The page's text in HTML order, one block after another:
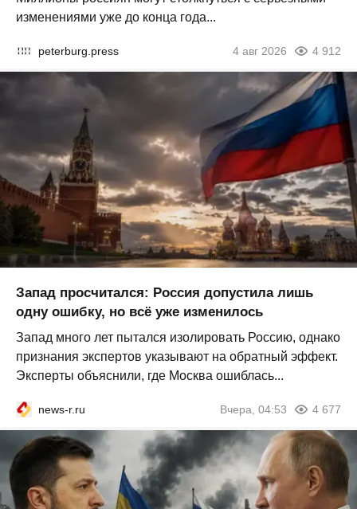
изменениями уже до конца года...
peterburg.press 4 авг 2026 4 912
Запад просчитался: Россия допустила лишь
одну ошибку, но всё уже изменилось
Запад много лет пытался изолировать Россию, однако
признания экспертов указывают на обратный эффект.
Эксперты объяснили, где Москва ошиблась...
news-r.ru Вчера, 04:53 4 677